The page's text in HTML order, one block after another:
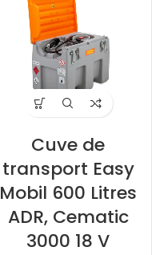
Cuve de
transport Easy
Mobil 600 Litres
ADR, Cematic
3000 18 V